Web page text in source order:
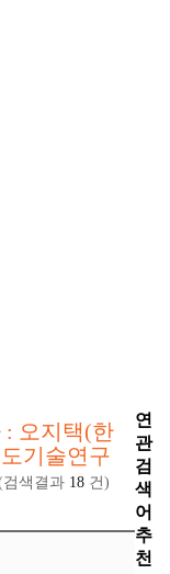
: 오지택(한
기술연구
검색결과 18 건)
연
관
검
색
어
추
천